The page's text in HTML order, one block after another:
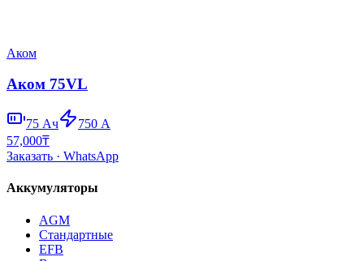
Аком
Аком 75VL
75 Ач 750 А
57,000₸
Заказать · WhatsApp
Аккумуляторы
AGM
Стандартные
EFB